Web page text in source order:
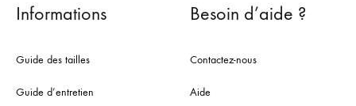
Informations
Guide des tailles
Guide d’entretien
Besoin d’aide ?
Contactez-nous
Aide